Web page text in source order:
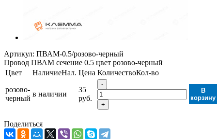
Артикул: ПВАМ-0.5/розово-черный
Провод ПВАМ сечение 0.5 цвет розово-черный
Цвет
НаличиеНал. Цена КоличествоКол-во
розово-
черный
в наличии
35
руб.
-
+
В
корзину
Поделиться